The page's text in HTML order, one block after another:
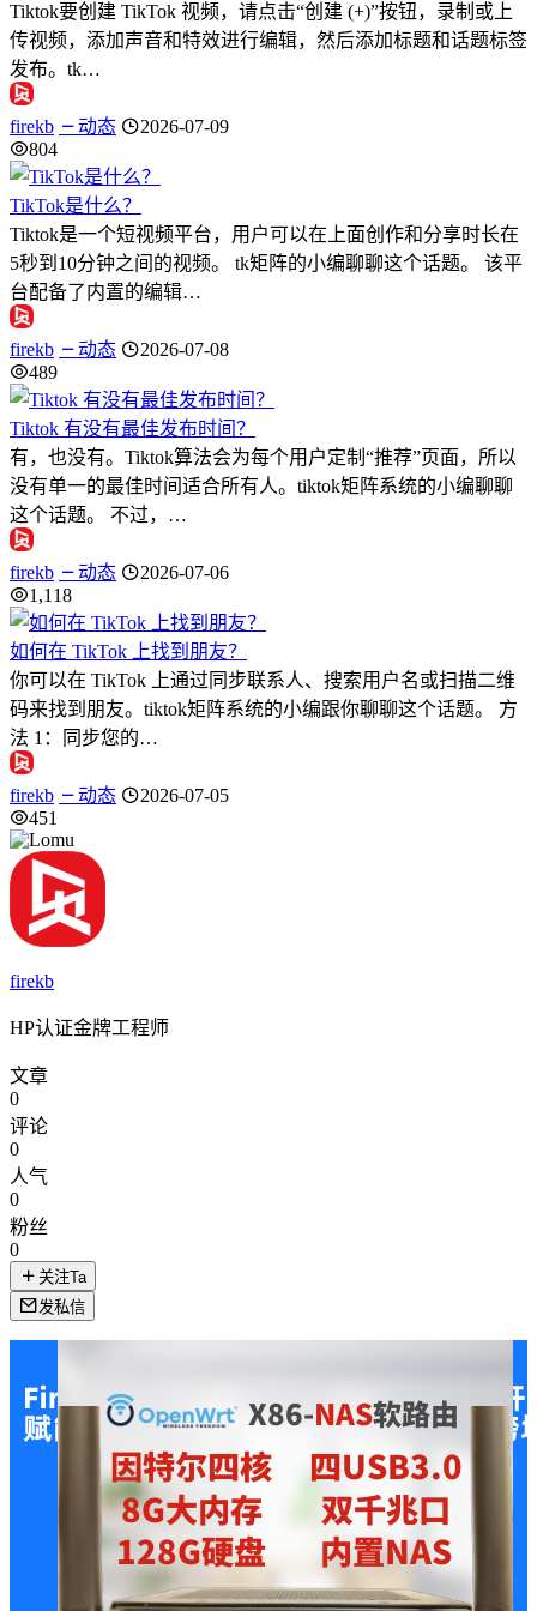
Tiktok要创建 TikTok 视频，请点击“创建 (+)”按钮，录制或上
传视频，添加声音和特效进行编辑，然后添加标题和话题标签
发布。tk…
firekb 动态
2026-07-09
804
TikTok是什么？
Tiktok是一个短视频平台，用户可以在上面创作和分享时长在
5秒到10分钟之间的视频。 tk矩阵的小编聊聊这个话题。 该平
台配备了内置的编辑…
firekb 动态
2026-07-08
489
Tiktok 有没有最佳发布时间？
有，也没有。Tiktok算法会为每个用户定制“推荐”页面，所以
没有单一的最佳时间适合所有人。tiktok矩阵系统的小编聊聊
这个话题。 不过，…
firekb 动态
2026-07-06
1,118
如何在 TikTok 上找到朋友？
你可以在 TikTok 上通过同步联系人、搜索用户名或扫描二维
码来找到朋友。tiktok矩阵系统的小编跟你聊聊这个话题。 方
法 1：同步您的…
firekb 动态
2026-07-05
451
firekb
HP认证金牌工程师
文章
0
评论
0
人气
0
粉丝
0
关注Ta
发私信